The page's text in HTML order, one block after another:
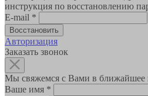
инструкция по восстановлению
E-mail *
Авторизация
Заказать звонок
Мы свяжемся с Вами в ближайшее
Ваше имя *